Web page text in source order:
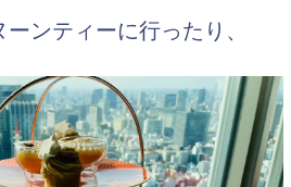
ンティーに行ったり、